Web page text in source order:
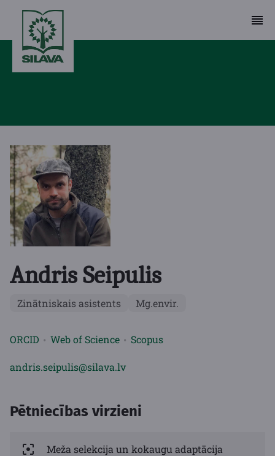
Andris Seipulis
Zinātniskais asistents Mg.envir.
ORCID Web of Science Scopus
andris.seipulis@silava.lv
Pētniecības virzieni
Meža selekcija un kokaugu adaptācija